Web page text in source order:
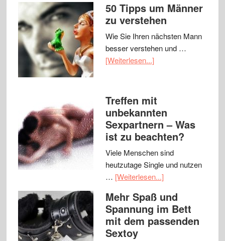
50 Tipps um Männer
zu verstehen
Wie Sie Ihren nächsten Mann
besser verstehen und …
[Weiterlesen...]
Treffen mit
unbekannten
Sexpartnern – Was
ist zu beachten?
Viele Menschen sind
heutzutage Single und nutzen
… [Weiterlesen...]
Mehr Spaß und
Spannung im Bett
mit dem passenden
Sextoy